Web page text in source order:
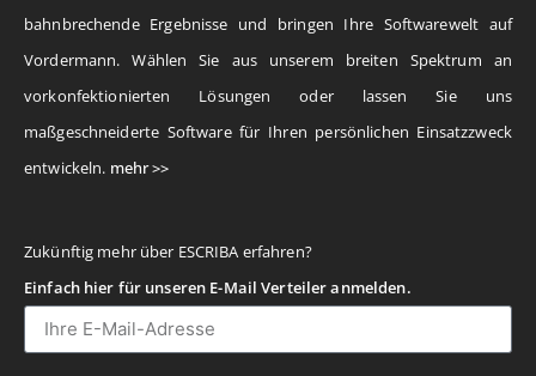
bahnbrechende Ergebnisse und bringen Ihre Softwarewelt auf
Vordermann. Wählen Sie aus unserem breiten Spektrum an
vorkonfektionierten Lösungen oder lassen Sie uns
maßgeschneiderte Software für Ihren persönlichen Einsatzzweck
entwickeln. mehr >>
Zukünftig mehr über ESCRIBA erfahren?
Einfach hier für unseren E-Mail Verteiler anmelden.